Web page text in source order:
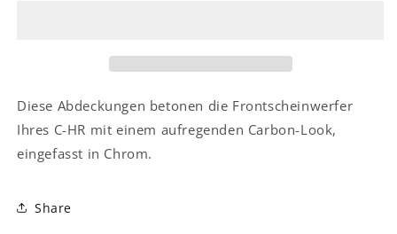
Diese Abdeckungen betonen die Frontscheinwerfer
Ihres C-HR mit einem aufregenden Carbon-Look,
eingefasst in Chrom.
Share